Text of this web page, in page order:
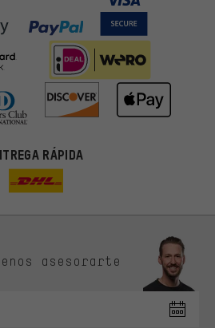
RÁPIDA
asesorarte
nos ayudan a identificar tus